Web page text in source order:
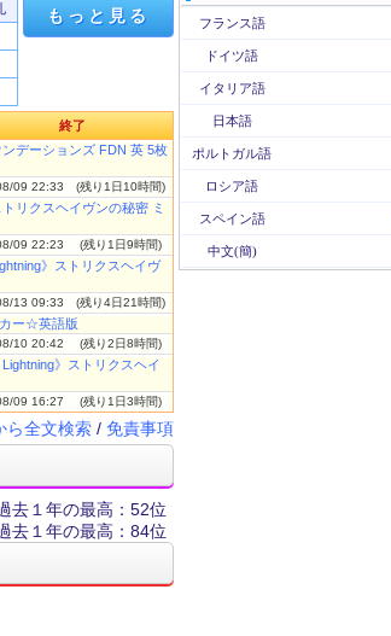
フランス語
ドイツ語
イタリア語
日本語
ポルトガル語
ロシア語
スペイン語
中文(簡)
もっと見る
終了
デーションズ FDN 英 5枚
09 22:33 (残り1日10時間)
リクスヘイヴンの秘密 ミ
09 22:23 (残り1日9時間)
》ストリクスヘイヴ
13 09:33 (残り4日21時間)
ー☆英語版
10 20:42 (残り2日8時間)
》ストリクスヘイ
09 16:27 (残り1日3時間)
ら全文検索 / 免責事項
去１年の最高：52位
去１年の最高：84位